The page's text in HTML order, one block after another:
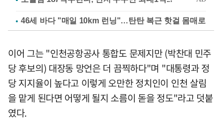
46세 바다 "매일 10km 런닝"…탄탄 복근 핫걸 몸매로
이어 그는 "인천공항공사 통합도 문제지만 (박찬대 민주
당 후보의) 대장동 망언은 더 끔찍하다"며 "대통령과 정
당 지지율이 높다고 이렇게 오만한 정치인이 인천 살림
을 맡게 된다면 어떻게 될지 소름이 돋을 정도"라고 덧붙
였다.